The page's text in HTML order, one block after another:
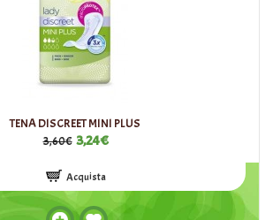
TENA DISCREET MINI PLUS
3,60€ 3,24€
Acquista